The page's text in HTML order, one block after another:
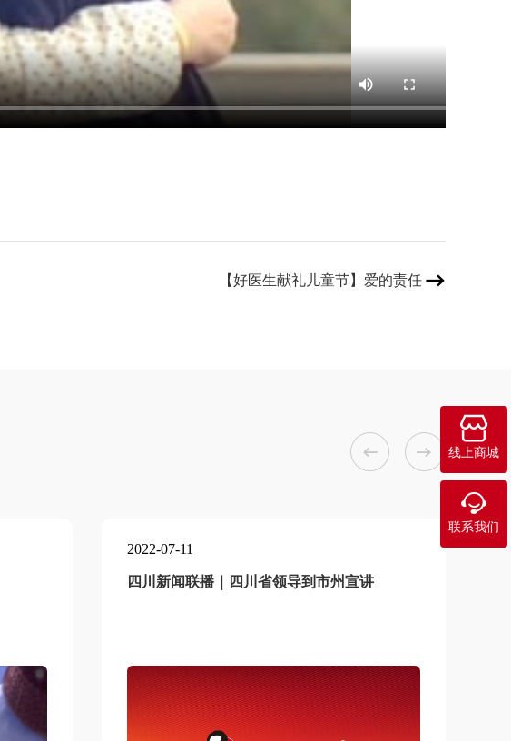
【好医生献礼儿童节】爱的责任 
 
2022-07-11
四川新闻联播｜四川省领导到市州宣讲

线上商城

联系我们